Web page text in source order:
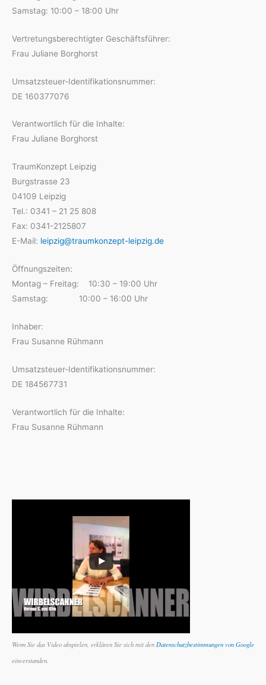
Samstag: 10:00 – 18:00 Uhr
Vertretungsberechtigter Geschäftsführer:
Frau Juliane Borghorst
Umsatzsteuer-Identifikationsnummer:
DE 160377076
Verantwortlich für die Inhalte:
Frau Juliane Borghorst
TraumKonzept Leipzig
Burgstrasse 23
04109 Leipzig
Tel.: 0341 – 21 25 808
Fax: 0341-2125807
E-Mail: leipzig@traumkonzept-leipzig.de
Öffnungszeiten:
Montag – Freitag: 10:30 – 19:00 Uhr
Samstag: 10:00 – 16:00 Uhr
Inhaber:
Frau Susanne Rühmann
Umsatzsteuer-Identifikationsnummer:
DE 184567731
Verantwortlich für die Inhalte:
Frau Susanne Rühmann
Wenn Sie das Video abspielen, erklären Sie sich mit den Datenschutzbestimmungen von Google
einverstanden.